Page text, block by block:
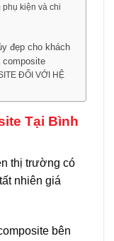
phụ kiện và chi
đẹp cho khách
ĐỐI VỚI HỆ
Tại Bình
thị trường có
nhiên giá
bên